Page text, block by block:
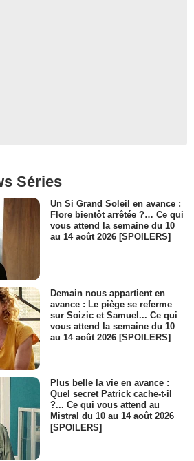
Séries
Un Si Grand Soleil en avance :
Flore bientôt arrêtée ?… Ce qui
vous attend la semaine du 10
au 14 août 2026 [SPOILERS]
Demain nous appartient en
avance : Le piège se referme
sur Soizic et Samuel... Ce qui
vous attend la semaine du 10
au 14 août 2026 [SPOILERS]
Plus belle la vie en avance :
Quel secret Patrick cache-t-il
?... Ce qui vous attend au
Mistral du 10 au 14 août 2026
[SPOILERS]